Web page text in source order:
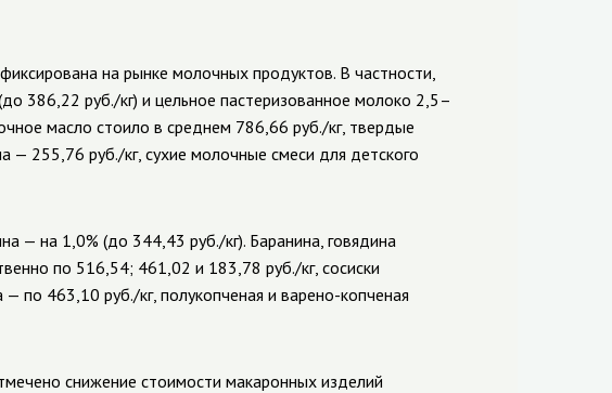
на рынке молочных продуктов. В частности,
386,22 руб./кг) и цельное пастеризованное молоко 2,5–
масло стоило в среднем 786,66 руб./кг, твердые
— 255,76 руб./кг, сухие молочные смеси для детского
— на 1,0% (до 344,43 руб./кг). Баранина, говядина
по 516,54; 461,02 и 183,78 руб./кг, сосиски
по 463,10 руб./кг, полукопченая и варено-копченая
снижение стоимости макаронных изделий